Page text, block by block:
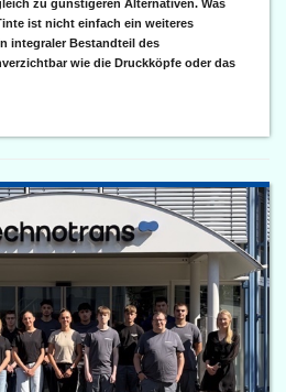
zu günstigeren Alternativen. Was
ist nicht einfach ein weiteres
integraler Bestandteil des
wie die Druckköpfe oder das